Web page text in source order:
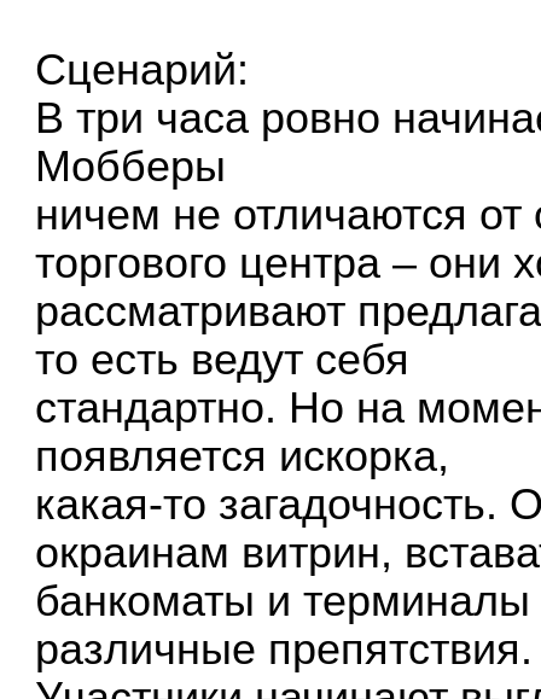
Сценарий:
В три часа ровно
Мобберы
ничем не отличаются от
торгового центра – они
рассматривают
то есть ведут себя
стандартно. Но на
появляется искорка,
какая-то загадочность.
окраинам витрин,
банкоматы и терминалы
различные препятствия.